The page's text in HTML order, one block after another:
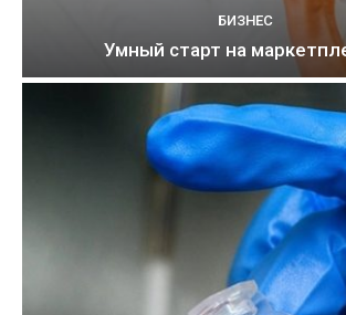
БИЗНЕС
Умный старт на